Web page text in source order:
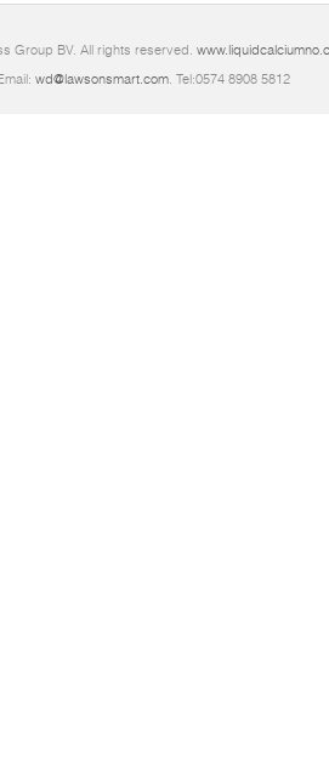
Group BV. All rights reserved.
wd@lawsonsmart.com. Tel:0574 8908 5812